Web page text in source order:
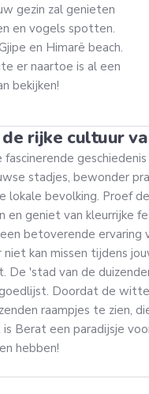
gezin zal genieten
en vogels spotten.
en Himarë beach.
er naartoe is al een
bekijken!
de rijke cultuur
stadjes, bewonder
lokale bevolking. Proef
en geniet van kleurrijke
betoverende ervaring
kan missen tijdens
De 'stad van de
Doordat de witte
raampjes te zien,
is Berat een paradijsje
hebben!